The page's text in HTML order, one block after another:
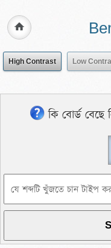
High Contrast Low
কি বোর্ড বেছে